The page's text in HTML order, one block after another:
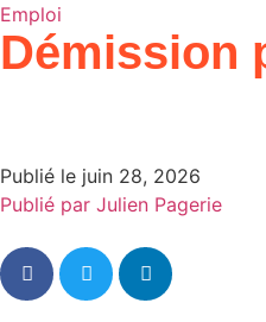
Emploi
Démission
Publié le juin 28, 2026
Publié par Julien Pagerie